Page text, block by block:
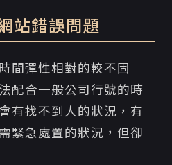
站錯誤問題
間彈性相對的較不固
配合一般公司行號的時
有找不到人的狀況，有
緊急處置的狀況，但卻